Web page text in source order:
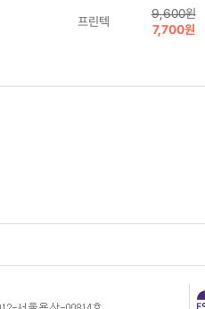
프린텍
9,600원
7,700원